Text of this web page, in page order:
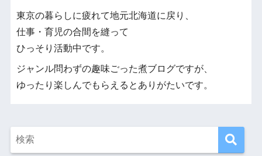
東京の暮らしに疲れて地元北海道に戻り、
仕事・育児の合間を縫って
ひっそり活動中です。
ジャンル問わずの趣味ごった煮ブログですが、
ゆったり楽しんでもらえるとありがたいです。